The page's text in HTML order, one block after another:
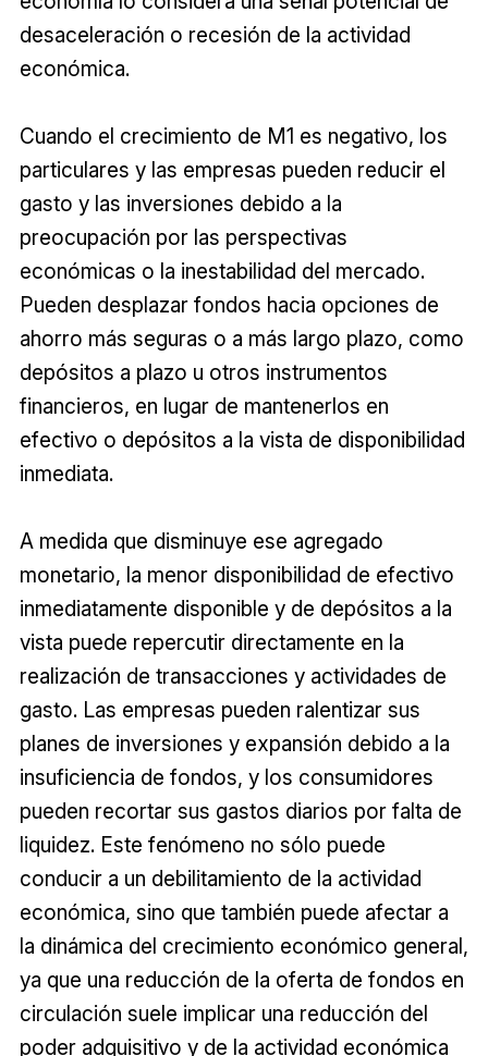
desaceleración o recesión de la actividad
económica.
Cuando el crecimiento de M1 es negativo, los
particulares y las empresas pueden reducir el
gasto y las inversiones debido a la
preocupación por las perspectivas
económicas o la inestabilidad del mercado.
Pueden desplazar fondos hacia opciones de
ahorro más seguras o a más largo plazo, como
depósitos a plazo u otros instrumentos
financieros, en lugar de mantenerlos en
efectivo o depósitos a la vista de disponibilidad
inmediata.
A medida que disminuye ese agregado
monetario, la menor disponibilidad de efectivo
inmediatamente disponible y de depósitos a la
vista puede repercutir directamente en la
realización de transacciones y actividades de
gasto. Las empresas pueden ralentizar sus
planes de inversiones y expansión debido a la
insuficiencia de fondos, y los consumidores
pueden recortar sus gastos diarios por falta de
liquidez. Este fenómeno no sólo puede
conducir a un debilitamiento de la actividad
económica, sino que también puede afectar a
la dinámica del crecimiento económico general,
ya que una reducción de la oferta de fondos en
circulación suele implicar una reducción del
poder adquisitivo y de la actividad económica